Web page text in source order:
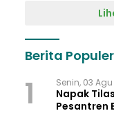
Berita Populer
1 Senin, 03 Agu
Napak
Pesantren